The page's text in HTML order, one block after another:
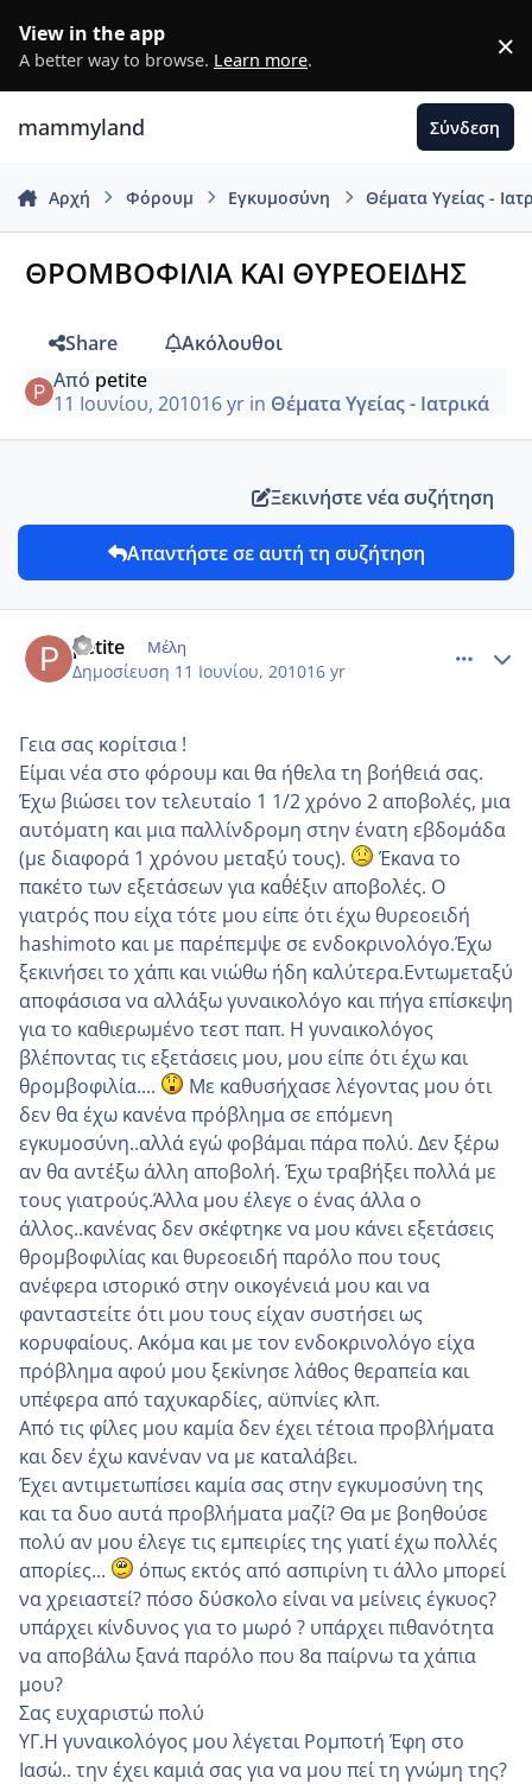
View in the app
A better way to browse. Learn more. ×
mammyland Σύνδεση
Αρχή Φόρουμ Εγκυμοσύνη Θέματα Υγείας -
ΘΡΟΜΒΟΦΙΛΙΑ ΚΑΙ ΘΥΡΕΟΕΙΔΗΣ
Share
Ακόλουθοι
Από petite
11 Ιουνίου, 201016 yrin Θέματα Υγείας - Ιατρικά
Ξεκινήστε νέα συζήτηση
Απαντήστε σε αυτή τη συζήτηση
petite Μέλη
Δημοσίευση 11 Ιουνίου, 201016 yr
Γεια σας κορίτσια !
Είμαι νέα στο φόρουμ και θα ήθελα τη βοήθειά σας.
Έχω βιώσει τον τελευταίο 1 1/2 χρόνο 2 αποβολές, μια
αυτόματη και μια παλλίνδρομη στην ένατη εβδομάδα
(με διαφορά 1 χρόνου μεταξύ τους).
Έκανα το
πακέτο των εξετάσεων για καθ΄έξιν αποβολές. Ο
γιατρός που είχα τότε μου είπε ότι έχω θυρεοειδή
hashimoto και με παρέπεμψε σε ενδοκρινολόγο.Έχω
ξεκινήσει το χάπι και νιώθω ήδη καλύτερα.Εντωμεταξύ
αποφάσισα να αλλάξω γυναικολόγο και πήγα επίσκεψη
για το καθιερωμένο τεστ παπ. Η γυναικολόγος
βλέποντας τις εξετάσεις μου, μου είπε ότι έχω και
θρομβοφιλία....
Με καθυσήχασε λέγοντας μου ότι
δεν θα έχω κανένα πρόβλημα σε επόμενη
εγκυμοσύνη..αλλά εγώ φοβάμαι πάρα πολύ. Δεν ξέρω
αν θα αντέξω άλλη αποβολή. Έχω τραβήξει πολλά με
τους γιατρούς.Άλλα μου έλεγε ο ένας άλλα ο
άλλος..κανένας δεν σκέφτηκε να μου κάνει εξετάσεις
θρομβοφιλίας και θυρεοειδή παρόλο που τους
ανέφερα ιστορικό στην οικογένειά μου και να
φανταστείτε ότι μου τους είχαν συστήσει ως
κορυφαίους. Ακόμα και με τον ενδοκρινολόγο είχα
πρόβλημα αφού μου ξεκίνησε λάθος θεραπεία και
υπέφερα από ταχυκαρδίες, αϋπνίες κλπ.
Από τις φίλες μου καμία δεν έχει τέτοια προβλήματα
και δεν έχω κανέναν να με καταλάβει.
Έχει αντιμετωπίσει καμία σας στην εγκυμοσύνη της
και τα δυο αυτά προβλήματα μαζί? Θα με βοηθούσε
πολύ αν μου έλεγε τις εμπειρίες της γιατί έχω πολλές
απορίες...
όπως εκτός από ασπιρίνη τι άλλο μπορεί
να χρειαστεί? πόσο δύσκολο είναι να μείνεις έγκυος?
υπάρχει κίνδυνος για το μωρό ? υπάρχει πιθανότητα
να αποβάλω ξανά παρόλο που 8α παίρνω τα χάπια
μου?
Σας ευχαριστώ πολύ
ΥΓ.Η γυναικολόγος μου λέγεται Ρομποτή Έφη στο
Ιασώ.. την έχει καμιά σας για να μου πεί τη γνώμη της?